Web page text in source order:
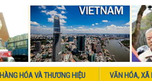
HÀNG HÓA VÀ THƯƠNG HIỆU VĂN HÓA, XÃ